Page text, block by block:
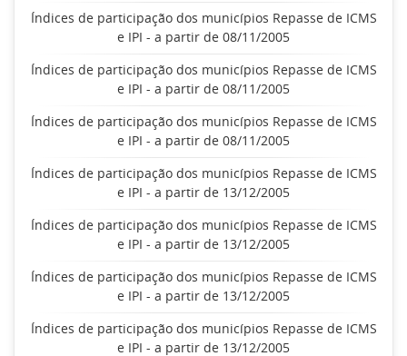
Índices de participação dos municípios Repasse de ICMS
e IPI - a partir de 08/11/2005
Índices de participação dos municípios Repasse de ICMS
e IPI - a partir de 08/11/2005
Índices de participação dos municípios Repasse de ICMS
e IPI - a partir de 08/11/2005
Índices de participação dos municípios Repasse de ICMS
e IPI - a partir de 13/12/2005
Índices de participação dos municípios Repasse de ICMS
e IPI - a partir de 13/12/2005
Índices de participação dos municípios Repasse de ICMS
e IPI - a partir de 13/12/2005
Índices de participação dos municípios Repasse de ICMS
e IPI - a partir de 13/12/2005